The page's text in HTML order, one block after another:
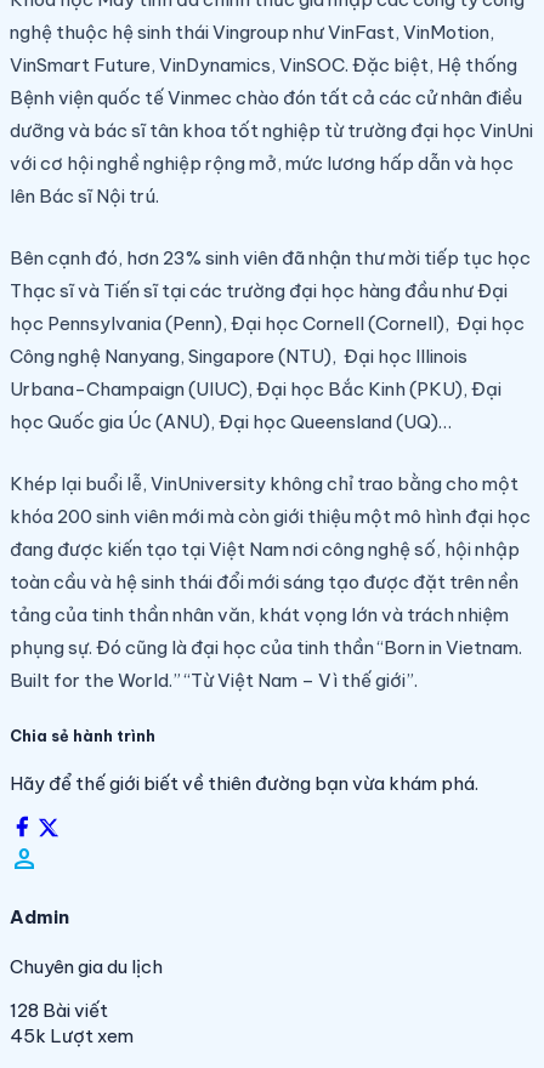
nghệ thuộc hệ sinh thái Vingroup như VinFast, VinMotion,
VinSmart Future, VinDynamics, VinSOC. Đặc biệt, Hệ thống
Bệnh viện quốc tế Vinmec chào đón tất cả các cử nhân điều
dưỡng và bác sĩ tân khoa tốt nghiệp từ trường đại học VinUni
với cơ hội nghề nghiệp rộng mở, mức lương hấp dẫn và học
lên Bác sĩ Nội trú.
Bên cạnh đó, hơn 23% sinh viên đã nhận thư mời tiếp tục học
Thạc sĩ và Tiến sĩ tại các trường đại học hàng đầu như Đại
học Pennsylvania (Penn), Đại học Cornell (Cornell), Đại học
Công nghệ Nanyang, Singapore (NTU), Đại học Illinois
Urbana-Champaign (UIUC), Đại học Bắc Kinh (PKU), Đại
học Quốc gia Úc (ANU), Đại học Queensland (UQ)…
Khép lại buổi lễ, VinUniversity không chỉ trao bằng cho một
khóa 200 sinh viên mới mà còn giới thiệu một mô hình đại học
đang được kiến tạo tại Việt Nam nơi công nghệ số, hội nhập
toàn cầu và hệ sinh thái đổi mới sáng tạo được đặt trên nền
tảng của tinh thần nhân văn, khát vọng lớn và trách nhiệm
phụng sự. Đó cũng là đại học của tinh thần “Born in Vietnam.
Built for the World.” “Từ Việt Nam – Vì thế giới”.
Chia sẻ hành trình
Hãy để thế giới biết về thiên đường bạn vừa khám phá.
person_filled
Admin
Chuyên gia du lịch
128 Bài viết
45k Lượt xem